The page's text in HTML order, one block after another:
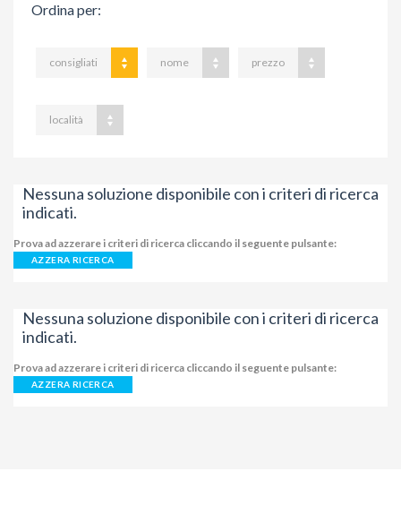
Ordina per:
consigliati nome prezzo
località
Nessuna soluzione disponibile con i criteri di ricerca
indicati.
Prova ad azzerare i criteri di ricerca cliccando il seguente pulsante:
AZZERA RICERCA
Nessuna soluzione disponibile con i criteri di ricerca
indicati.
Prova ad azzerare i criteri di ricerca cliccando il seguente pulsante:
AZZERA RICERCA